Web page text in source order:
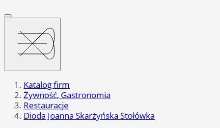
Katalog firm
Żywność, Gastronomia
Restauracje
Dioda Joanna Skarżyńska Stołówka